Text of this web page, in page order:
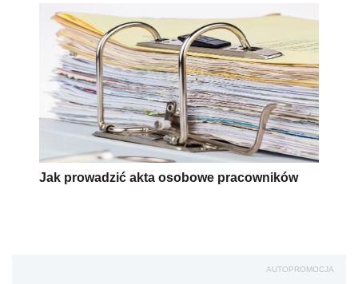
Jak prowadzić akta osobowe pracowników
AUTOPROMOCJA